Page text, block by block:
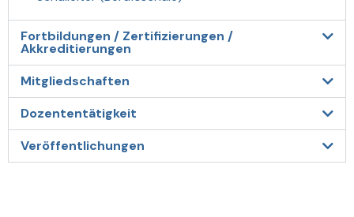
Fortbildungen / Zertifizierungen /
Akkreditierungen
Mitgliedschaften
Dozententätigkeit
Veröffentlichungen